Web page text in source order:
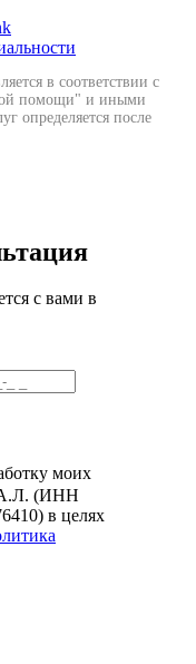
в соответствии с
помощи" и иными
определяется после
с вами в
моих
А.Л. (ИНН
в целях